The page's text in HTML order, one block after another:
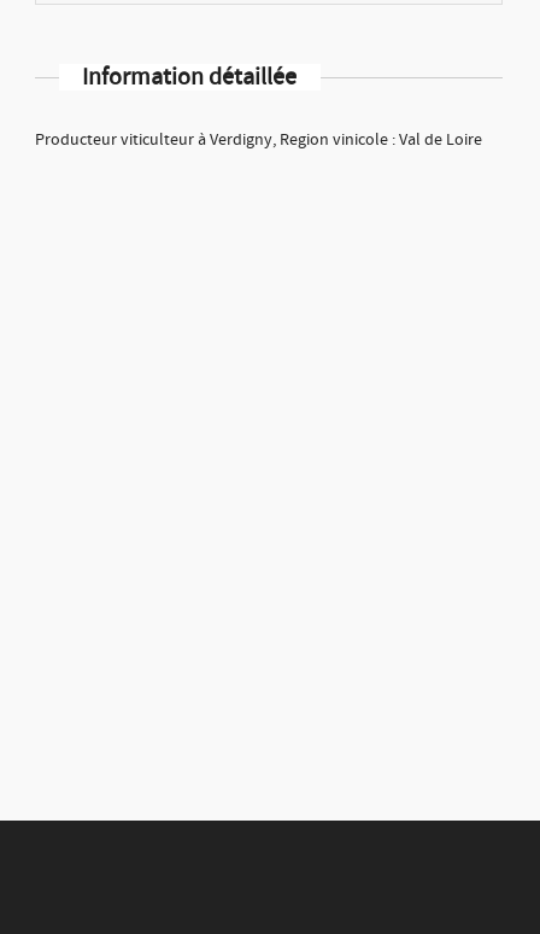
Information détaillée
Producteur viticulteur à Verdigny, Region vinicole : Val de Loire